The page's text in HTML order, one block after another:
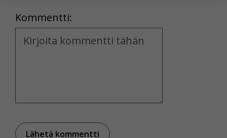
Kommentti:
Kommentti
Voit valita, hyväksytkö näiden evästeiden käytön.